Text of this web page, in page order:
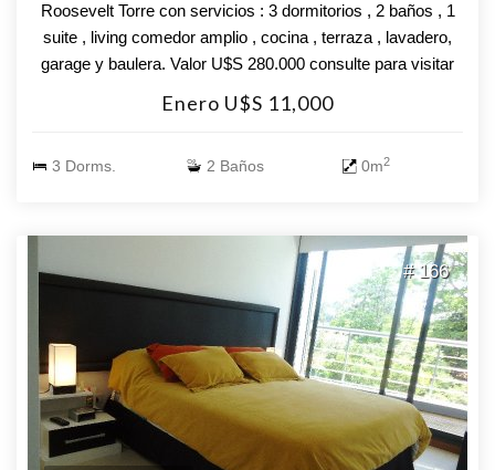
Roosevelt Torre con servicios : 3 dormitorios , 2 baños , 1
suite , living comedor amplio , cocina , terraza , lavadero,
garage y baulera. Valor U$S 280.000 consulte para visitar
!!!!!
Enero U$S 11,000
3 Dorms. 2 Baños 0m2
# 166